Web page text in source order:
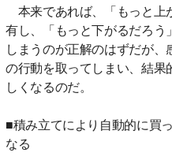
本来であれば、「もっと上
有し、「もっと下がるだろう
しまうのが正解のはずだが
の行動を取ってしまい、結
しくなるのだ。
■積み立てにより自動的に買
なる